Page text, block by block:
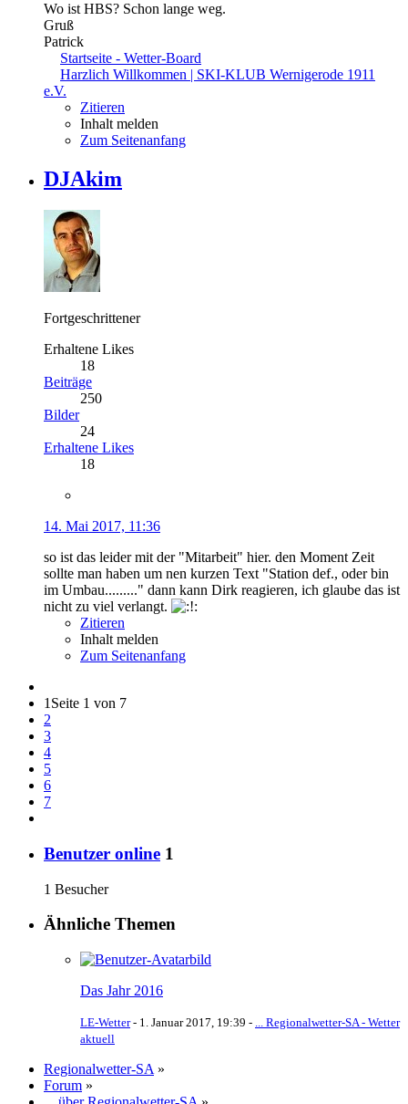
Wo ist HBS? Schon lange weg.
Gruß
Patrick
Startseite - Wetter-Board
Harzlich Willkommen | SKI-KLUB Wernigerode 1911
e.V.
Zitieren
Inhalt melden
Zum Seitenanfang
DJAkim
Fortgeschrittener
Erhaltene Likes
18
Beiträge
250
Bilder
24
Erhaltene Likes
18
14. Mai 2017, 11:36
so ist das leider mit der "Mitarbeit" hier. den Moment Zeit
sollte man haben um nen kurzen Text "Station def., oder bin
im Umbau........." dann kann Dirk reagieren, ich glaube das ist
nicht zu viel verlangt.
Zitieren
Inhalt melden
Zum Seitenanfang
1 Seite 1 von 7
2
3
4
5
6
7
Benutzer online 1
1 Besucher
Ähnliche Themen
Das Jahr 2016
LE-Wetter- 1. Januar 2017, 19:39 - ... Regionalwetter-SA - Wetter
aktuell
Regionalwetter-SA »
Forum »